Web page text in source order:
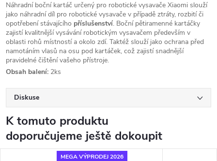
Náhradní boční kartáč určený pro robotické vysavače Xiaomi slouží
jako náhradní díl pro robotické vysavače v případě ztráty, rozbití či
opotřebení stávajícího příslušenství. Boční pětiramenné kartáčky
zajistí kvalitnější vysávání robotickým vysavačem především v
oblasti rohů místností a okolo zdí. Taktéž slouží jako ochrana před
namotáním vlasů na osu pod kartáček, což zajistí snadnější
pravidelné čištění vašeho přístroje.
Obsah balení: 2ks
Diskuse
K tomuto produktu
doporučujeme ještě dokoupit
MEGA VÝPRODEJ 2026